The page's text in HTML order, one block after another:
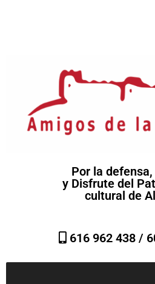
Por la
y Disfrute del
cultural de
616 962 438 /